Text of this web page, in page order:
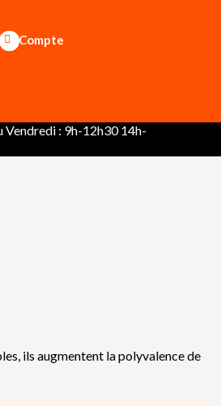
Compte
Vendredi : 9h-12h30 14h-
ils augmentent la polyvalence de